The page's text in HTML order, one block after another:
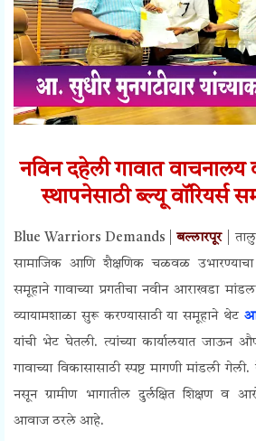
नविन दहेली गावात वाचनालय
स्थापनेसाठी ब्ल्यू वॉरियर्स
Blue Warriors Demands |बल्लारपूर|
सामाजिक आणि शैक्षणिक चळवळ उभारण्याचा
समूहाने गावाच्या प्रगतीचा नवीन आराखडा
व्यायामशाळा सुरू करण्यासाठी या समूहाने थेट
यांची भेट घेतली. त्यांच्या कार्यालयात जाऊन
गावाच्या विकासासाठी स्पष्ट मागणी मांडली
नसून ग्रामीण भागातील दुर्लक्षित शिक्षण व
आवाज ठरले आहे.